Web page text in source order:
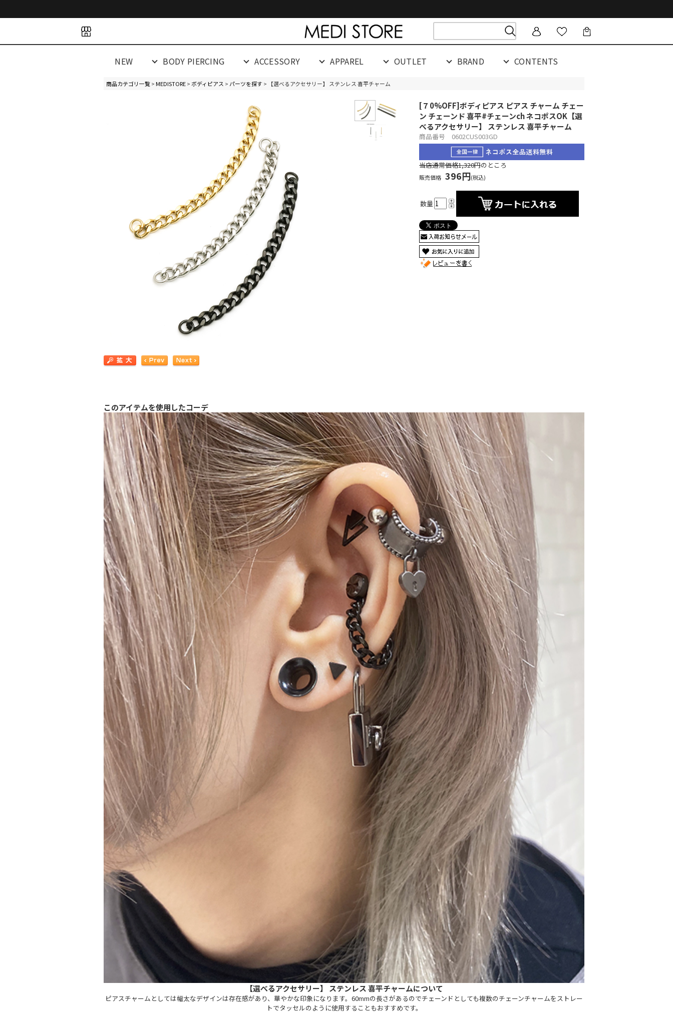
NEW BODY PIERCING ACCESSORY APPAREL OUTLET BRAND CONTENTS
商品カテゴリ一覧>MEDISTORE> ボディピアス > パーツを探す > 【選べるアクセサリー】 ステンレス 喜平チャーム
[７0%OFF]ボディピアス ピアス チャーム チェー
ン チェーンド 喜平#チェーンch ネコポスOK 【選
べるアクセサリー】 ステンレス 喜平チャーム
商品番号 0602CUS003GD
当店通常価格1,320円のところ
販売価格 396円(税込)
数量
このアイテムを使用したコーデ
【選べるアクセサリー】 ステンレス 喜平チャームについて
ピアスチャームとしては幅太なデザインは存在感があり、華やかな印象になります。60mmの長さがあるのでチェーンドとしても複数のチェーンチャームをストレー
トでタッセルのように使用することもおすすめです。